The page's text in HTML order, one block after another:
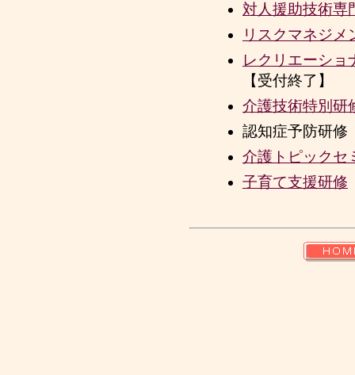
対人援助技術専
リスクマネジメ
レクリエーショ
【受付終了】
介護技術特別研
認知症予防研修
介護トピックセ
子育て支援研修